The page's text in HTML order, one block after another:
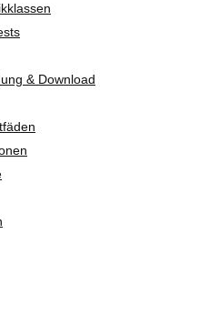
& Download